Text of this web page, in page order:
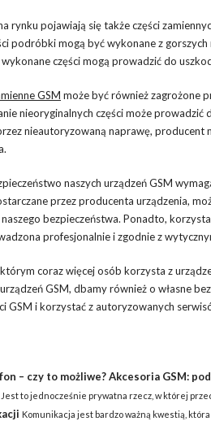
rynku pojawiają się także części
podróbki mogą być wykonane z
części mogą prowadzić do
GSM może być również zagrożone
nieoryginalnych części może
nieautoryzowaną naprawę,
naszych urządzeń GSM
przez producenta urządzenia,
bezpieczeństwa. Ponadto,
profesjonalnie i zgodnie z
coraz więcej osób korzysta z
GSM, dbamy również o własne
GSM i korzystać z autoryzowanych
– czy to możliwe? Akcesoria GSM:
to jednocześnie prywatna rzecz, w której
Komunikacja jest bardzo ważną kwestią, która